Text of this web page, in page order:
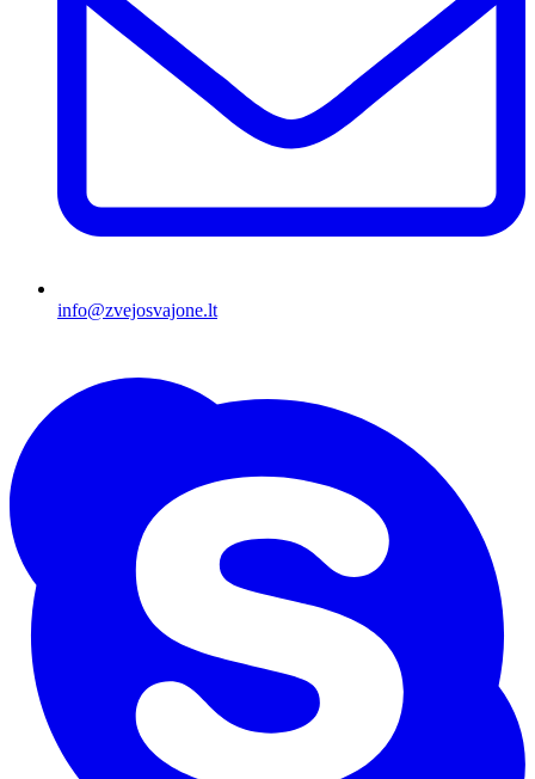
info@zvejosvajone.lt